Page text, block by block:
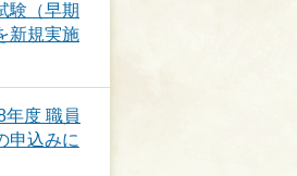
験（早期
新規実施
年度 職員
申込みに